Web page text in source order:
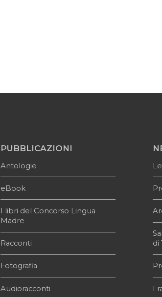
PUBBLICAZIONI
Antologie
eBook
I libri del Concorso Lingua
Madre
Racconti
Fotografia
Audioracconti
di
I